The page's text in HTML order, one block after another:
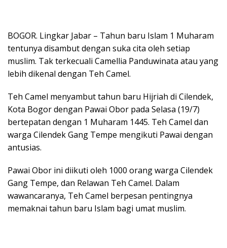
BOGOR. Lingkar Jabar – Tahun baru Islam 1 Muharam
tentunya disambut dengan suka cita oleh setiap
muslim. Tak terkecuali Camellia Panduwinata atau yang
lebih dikenal dengan Teh Camel.
Teh Camel menyambut tahun baru Hijriah di Cilendek,
Kota Bogor dengan Pawai Obor pada Selasa (19/7)
bertepatan dengan 1 Muharam 1445. Teh Camel dan
warga Cilendek Gang Tempe mengikuti Pawai dengan
antusias.
Pawai Obor ini diikuti oleh 1000 orang warga Cilendek
Gang Tempe, dan Relawan Teh Camel. Dalam
wawancaranya, Teh Camel berpesan pentingnya
memaknai tahun baru Islam bagi umat muslim.